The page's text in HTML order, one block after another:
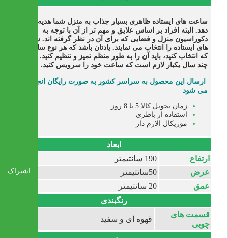
ساعت های ایستاده ظاهری بسیار جذاب به منزل شما هدیه می
دهد. البته افراد بر اساس علایق و مهم تر از آن با توجه به
دکوراسیون منزل و فضایی که برای آن در نظر گرفته اند. ساعت
های ایستاده را انتخاب می نمایند. یادتان باشد که هر نوع ساعتی
که انتخاب کنید، باید آن را به طور منظم تمیز و تنظیم کنید. هر
چند سال یکبار لازم است که ساعت خود را سرویس کنید.
ارسال این محصول به سراسر کشور به صورت رایگان انجام
می شود
زمان تحویل کالا 5 تا 8 روز
استفاده از باطری
موزیکال الارم دار
ابعاد
ارتفاع
190 سانتیمتر
عرض
50سانتیمتر
عمق
20 سانتیمتر
رنگبندی
قسمت های
چوبی
قهوه ای و سفید
اشتراک